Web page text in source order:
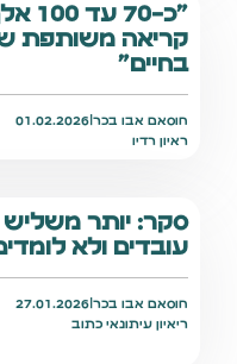
"כ-
קריאה משותפת
בחיים"
חוסאם אבו בכר |
01.02.2026
ראיון רדיו
סקר: יותר
עובדים ולא
חוסאם אבו בכר |
27.01.2026
ריאיון עיתונאי כתוב